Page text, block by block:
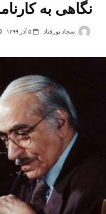
نگاهی به
سجاد پورقناد ۵ آذر ۱۳۹۹